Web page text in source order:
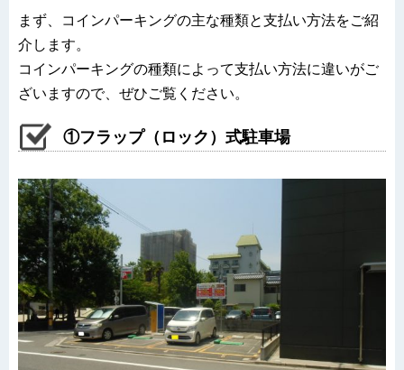
まず、コインパーキングの主な種類と支払い方法をご紹
介します。
コインパーキングの種類によって支払い方法に違いがご
ざいますので、ぜひご覧ください。
①フラップ（ロック）式駐車場